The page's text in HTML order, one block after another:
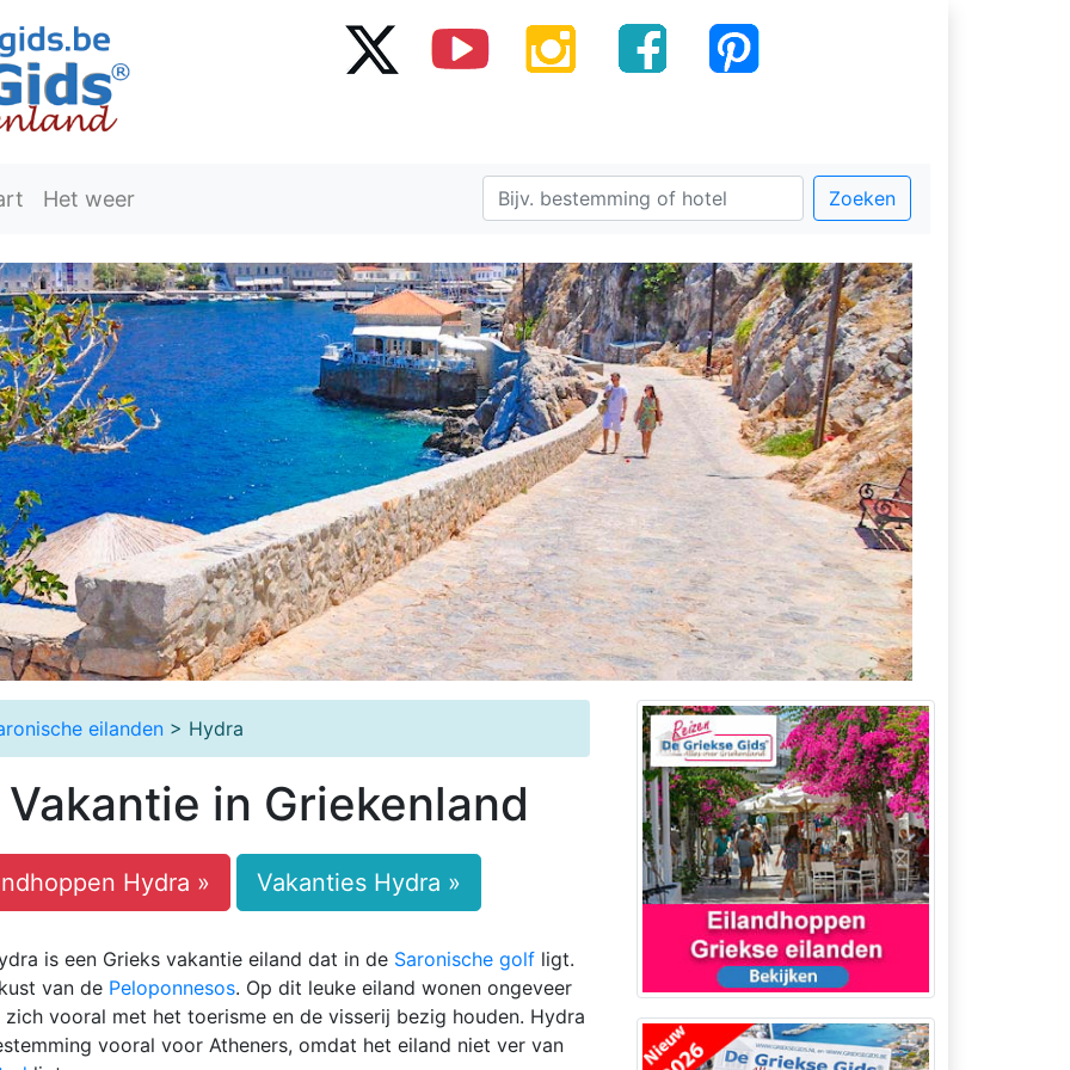
Het weer Zoeken
eilanden > Hydra
in Griekenland
Hydra » Vakanties Hydra »
is een Grieks vakantie eiland dat in de Saronische golf ligt.
van de Peloponnesos. Op dit leuke eiland wonen ongeveer
vooral met het toerisme en de visserij bezig houden. Hydra
vooral voor Atheners, omdat het eiland niet ver van